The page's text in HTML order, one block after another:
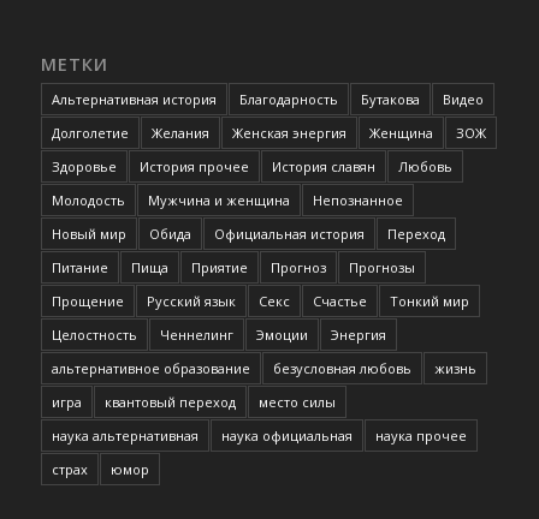
МЕТКИ
Альтернативная история Благодарность Бутакова
Видео
Долголетие
Желания Женская энергия Женщина
ЗОЖ
Здоровье
История прочее История славян
Любовь
Молодость
Мужчина и женщина
Непознанное
Новый мир
Обида Официальная история
Переход
Питание
Пища Приятие Прогноз
Прогнозы
Прощение
Русский язык Секс Счастье
Тонкий мир
Целостность
Ченнелинг Эмоции
Энергия
альтернативное образование
безусловная любовь
жизнь
игра
квантовый переход
место силы
наука альтернативная
наука официальная
наука прочее
страх
юмор